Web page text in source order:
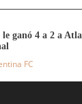
ganó 4 a 2 a
FC